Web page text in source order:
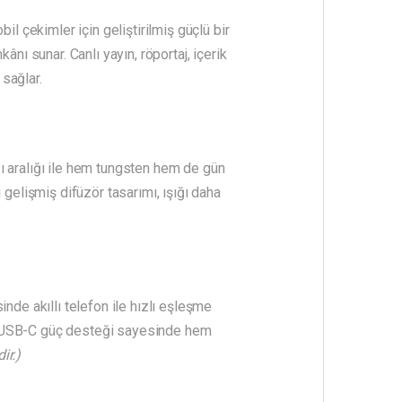
çekimler için geliştirilmiş güçlü bir
sunar. Canlı yayın, röportaj, içerik
ile hem tungsten hem de gün
difüzör tasarımı, ışığı daha
akıllı telefon ile hızlı eşleşme
C güç desteği sayesinde hem